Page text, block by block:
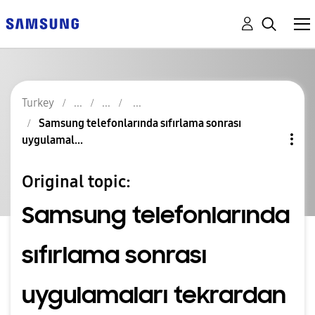
Turkey
Samsung telefonlarında sıfırlama sonrası
uygulamal...
Original topic:
Samsung telefonlarında
sıfırlama sonrası
uygulamaları tekrardan